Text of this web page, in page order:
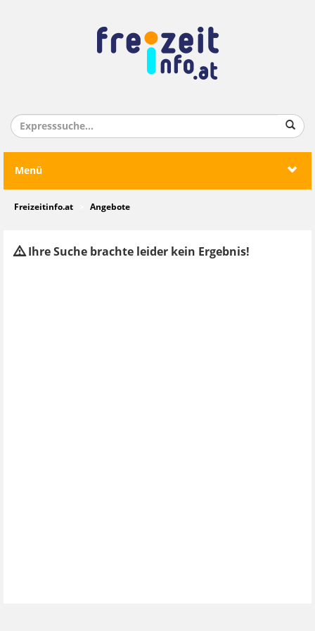
Menü
Freizeitinfo.at Angebote
Ihre Suche brachte leider kein Ergebnis!